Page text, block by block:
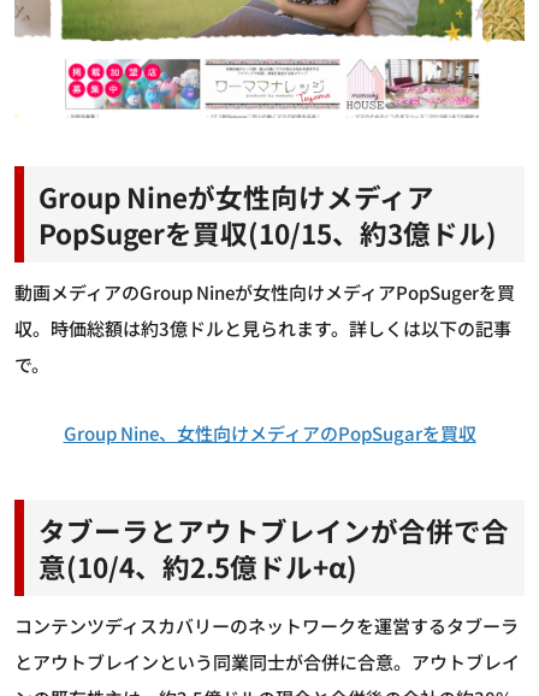
Group Nineが女性向けメディア
PopSugerを買収(10/15、約3億ドル)
動画メディアのGroup Nineが女性向けメディアPopSugerを買
収。時価総額は約3億ドルと見られます。詳しくは以下の記事
で。
Group Nine、女性向けメディアのPopSugarを買収
タブーラとアウトブレインが合併で合
意(10/4、約2.5億ドル+α)
コンテンツディスカバリーのネットワークを運営するタブーラ
とアウトブレインという同業同士が合併に合意。アウトブレイ